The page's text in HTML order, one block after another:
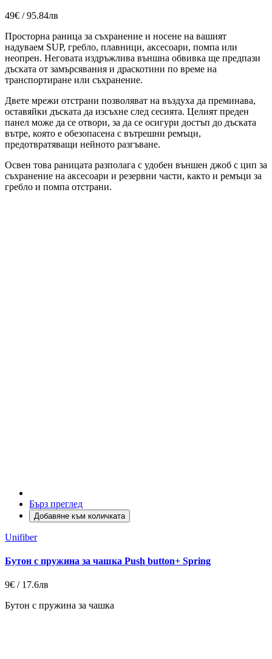
49€ / 95.84лв
Просторна раница за съхранение и носене на вашият
надуваем SUP, гребло, плавници, аксесоари, помпа или
неопрен. Неговата издръжлива външна обвивка ще предпази
дъската от замърсявания и драскотини по време на
транспортиране или съхранение.
Двете мрежи отстрани позволяват на въздуха да преминава,
оставяйки дъската да изсъхне след сесията. Целият преден
панел може да се отвори, за да се осигури достъп до дъската
вътре, която е обезопасена с вътрешни ремъци,
предотвратяващи нейното разгъване.
Освен това раницата разполага с удобен външен джоб с цип за
съхранение на аксесоари и резервни части, както и ремъци за
гребло и помпа отстрани.
Бърз преглед
Добавяне към количката
Unifiber
Бутон с пружина за чашка Push button+ Spring
9€ / 17.6лв
Бутон с пружина за чашка